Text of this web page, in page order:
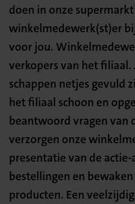
doen in onze
winkelmedewerk(st)er
voor jou.
verkopers van het filiaal.
schappen netjes gevuld
het filiaal schoon en
beantwoord vragen van
verzorgen onze
presentatie van de
bestellingen en
producten. Een